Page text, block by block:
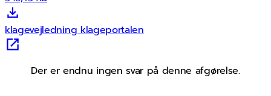
klagevejledning klageportalen
Der er endnu ingen svar på denne afgørelse.